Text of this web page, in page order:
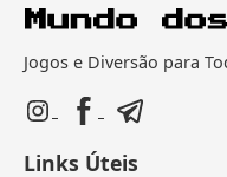
Jogos e Diversão para
Links Úteis